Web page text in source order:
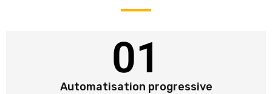
01
Automatisation progressive